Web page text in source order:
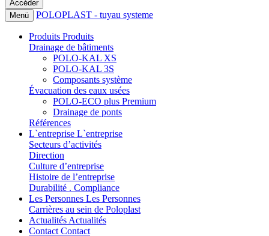
Menü POLOPLAST - tuyau systeme
Produits Produits
Drainage de bâtiments
POLO-KAL XS
POLO-KAL 3S
Composants système
Évacuation des eaux usées
POLO-ECO plus Premium
Drainage de ponts
Références
L`entreprise L`entreprise
Secteurs d’activités
Direction
Culture d’entreprise
Histoire de l’entreprise
Durabilité . Compliance
Les Personnes Les Personnes
Carrières au sein de Poloplast
Actualités Actualités
Contact Contact